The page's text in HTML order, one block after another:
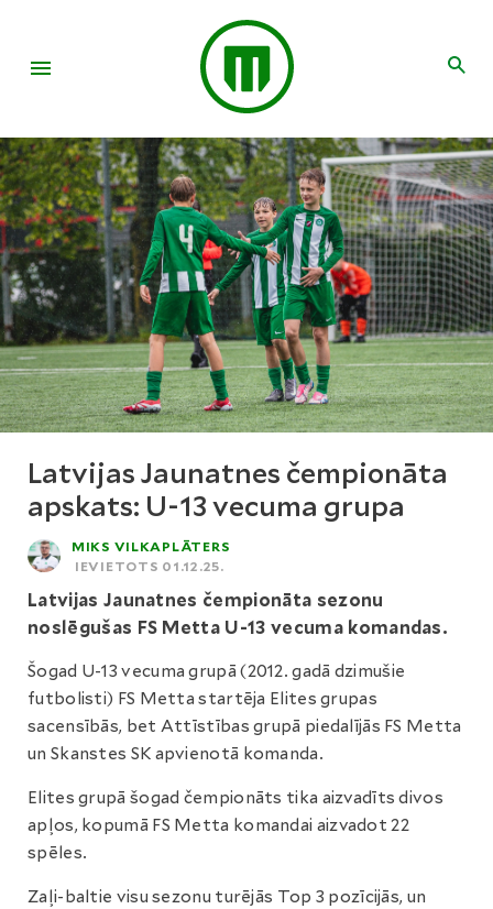
Latvijas Jaunatnes čempionāta
apskats: U-13 vecuma grupa
MIKS VILKAPLĀTERS
IEVIETOTS 01.12.25.
Latvijas Jaunatnes čempionāta sezonu
noslēgušas FS Metta U-13 vecuma komandas.
Šogad U-13 vecuma grupā (2012. gadā dzimušie
futbolisti) FS Metta startēja Elites grupas
sacensībās, bet Attīstības grupā piedalījās FS Metta
un Skanstes SK apvienotā komanda.
Elites grupā šogad čempionāts tika aizvadīts divos
apļos, kopumā FS Metta komandai aizvadot 22
spēles.
Zaļi-baltie visu sezonu turējās Top 3 pozīcijās, un